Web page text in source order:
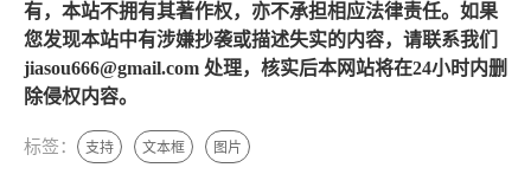
有，本站不拥有其著作权，亦不承担相应法律责任。如果
您发现本站中有涉嫌抄袭或描述失实的内容，请联系我们
jiasou666@gmail.com 处理，核实后本网站将在24小时内删
除侵权内容。
标签： 支持 文本框 图片